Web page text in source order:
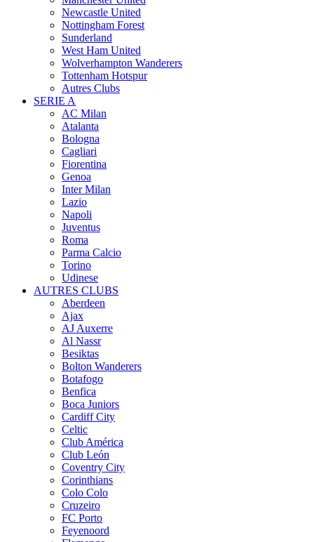
Newcastle United
Nottingham Forest
Sunderland
West Ham United
Wolverhampton Wanderers
Tottenham Hotspur
Autres Clubs
SERIE A
AC Milan
Atalanta
Bologna
Cagliari
Fiorentina
Genoa
Inter Milan
Lazio
Napoli
Juventus
Roma
Parma Calcio
Torino
Udinese
AUTRES CLUBS
Aberdeen
Ajax
AJ Auxerre
Al Nassr
Besiktas
Bolton Wanderers
Botafogo
Benfica
Boca Juniors
Cardiff City
Celtic
Club América
Club León
Coventry City
Corinthians
Colo Colo
Cruzeiro
FC Porto
Feyenoord